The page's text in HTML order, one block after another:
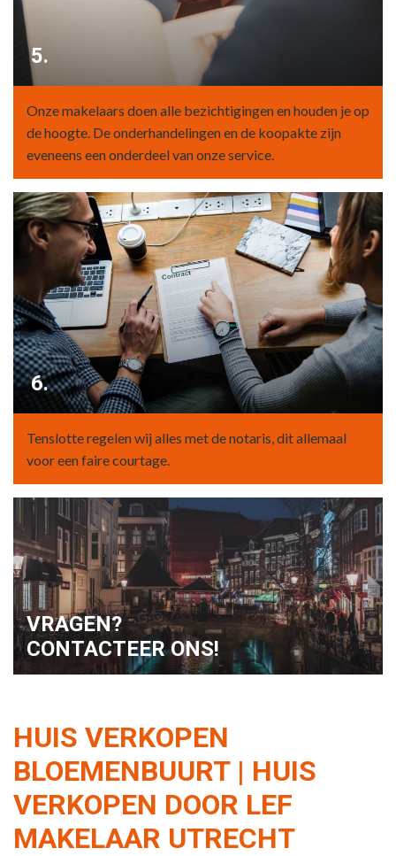
5.
Onze makelaars doen alle bezichtigingen en houden je op
de hoogte. De onderhandelingen en de koopakte zijn
eveneens een onderdeel van onze service.
6.
Tenslotte regelen wij alles met de notaris, dit allemaal
voor een faire courtage.
VRAGEN?
CONTACTEER ONS!
HUIS VERKOPEN
BLOEMENBUURT | HUIS
VERKOPEN DOOR LEF
MAKELAAR UTRECHT